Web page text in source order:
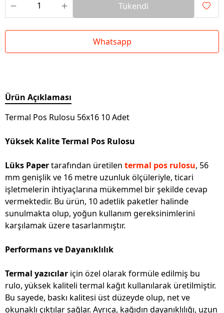
Tükendi
Whatsapp
Ürün Açıklaması
Termal Pos Rulosu 56x16 10 Adet
Yüksek Kalite Termal Pos Rulosu
Lüks Papertarafından üretilen termal pos rulosu, 56
mm genişlik ve 16 metre uzunluk ölçüleriyle, ticari
işletmelerin ihtiyaçlarına mükemmel bir şekilde cevap
vermektedir. Bu ürün, 10 adetlik paketler halinde
sunulmakta olup, yoğun kullanım gereksinimlerini
karşılamak üzere tasarlanmıştır.
Performans ve Dayanıklılık
Termal yazıcılar için özel olarak formüle edilmiş bu
rulo, yüksek kaliteli termal kağıt kullanılarak üretilmiştir.
Bu sayede, baskı kalitesi üst düzeyde olup, net ve
okunaklı çıktılar sağlar. Ayrıca, kağıdın dayanıklılığı, uzun